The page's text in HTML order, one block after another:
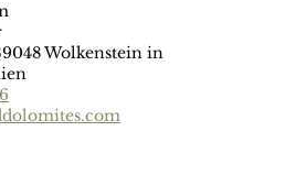
Wolkenstein in